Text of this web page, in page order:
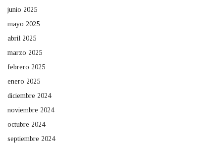
junio 2025
mayo 2025
abril 2025
marzo 2025
febrero 2025
enero 2025
diciembre 2024
noviembre 2024
octubre 2024
septiembre 2024